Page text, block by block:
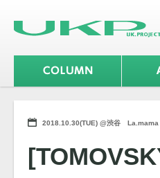
2018.10.30(TUE) @渋谷 La.mama